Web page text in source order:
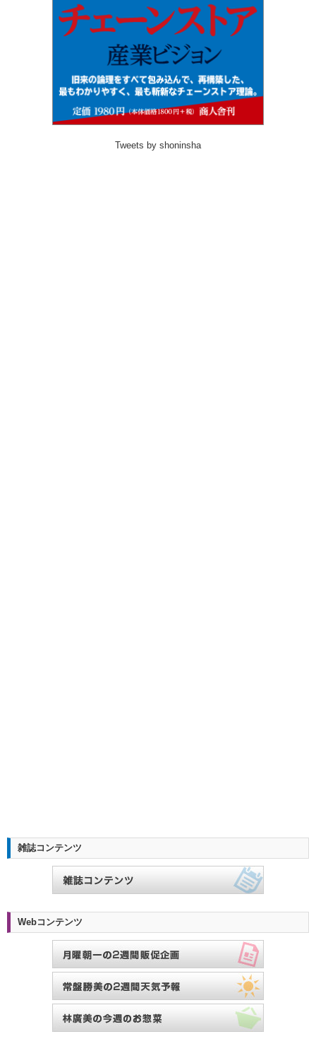
Tweets by shoninsha
雑誌コンテンツ
Webコンテンツ